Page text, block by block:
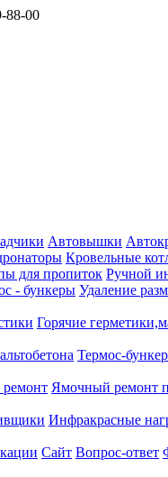
88-00
Автовышки
Кровельные
для пропиток Ручной
- бункеры Удаление
Горячие
Термос-
Ямочный ремонт
Инфракрасные
Сайт Вопрос-ответ